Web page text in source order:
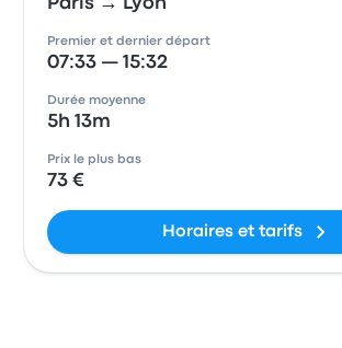
Paris → Lyon
Premier et dernier départ
07:33 — 15:32
Durée moyenne
5h 13m
Prix le plus bas
73 €
Horaires et tarifs